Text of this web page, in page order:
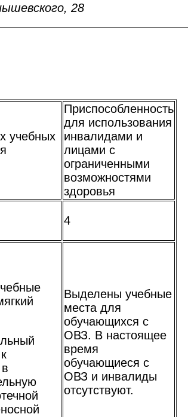
28
учебных
Приспособленность
для использования
инвалидами и
лицами с
ограниченными
возможностями
здоровья
4
Выделены учебные
места для
обучающихся с
ОВЗ. В настоящее
время
обучающиеся с
ОВЗ и инвалиды
отсутствуют.